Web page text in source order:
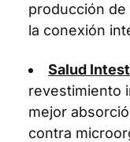
producción de
la conexión
Salud
revestimiento
mejor
contra